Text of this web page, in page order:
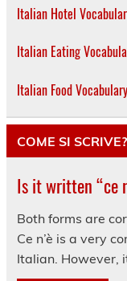
Italian Hotel
Italian Eating
Italian Food Vocabulary
COME SI SCRIVE?
Is it written “ce
Both forms are
Ce n’è is a very
Italian. However,